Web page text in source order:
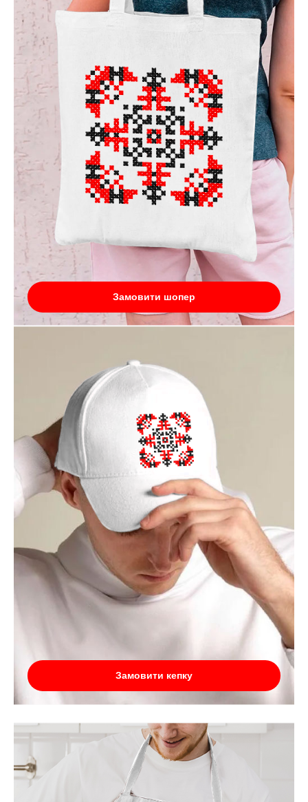
Замовити шопер
Замовити кепку